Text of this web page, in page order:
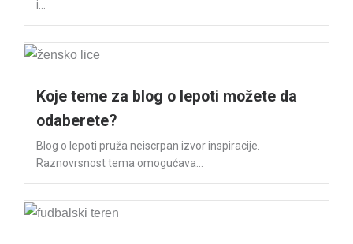
i...
Koje teme za blog o lepoti možete da
odaberete?
Blog o lepoti pruža neiscrpan izvor inspiracije.
Raznovrsnost tema omogućava...